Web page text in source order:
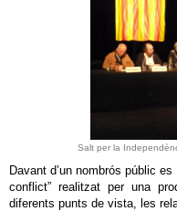
Salt per la
Davant d’un nombrós públic
conflict” realitzat per una
diferents punts de vista, les